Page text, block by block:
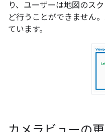
り、ユーザーは地図のス
ど行うことができません
ています。